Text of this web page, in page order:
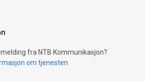
fra NTB Kommunikasjon?
om tjenesten